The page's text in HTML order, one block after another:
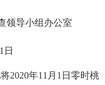
领导小组办公室
日
2020年11月1日零时桃